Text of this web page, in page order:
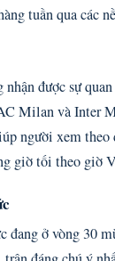
tuần qua các
được sự
Milan và Inter
người xem
giờ tối theo giờ
đang ở vòng 30